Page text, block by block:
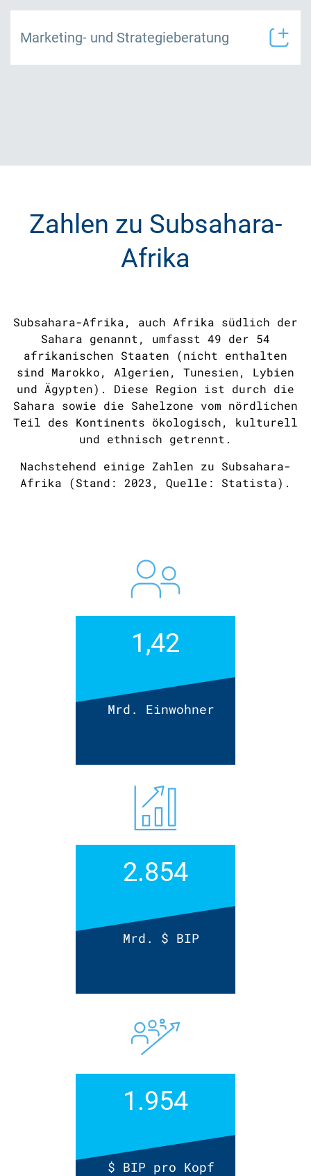
Marketing- und Strategieberatung
Zahlen zu Subsahara-
Afrika
Subsahara-Afrika, auch Afrika südlich der
Sahara genannt, umfasst 49 der 54
afrikanischen Staaten (nicht enthalten
sind Marokko, Algerien, Tunesien, Lybien
und Ägypten). Diese Region ist durch die
Sahara sowie die Sahelzone vom nördlichen
Teil des Kontinents ökologisch, kulturell
und ethnisch getrennt.
Nachstehend einige Zahlen zu Subsahara-
Afrika (Stand: 2023, Quelle: Statista).
1,42
Mrd. Ein­wohner
2.854
Mrd. $ BIP
1.954
$ BIP pro Kopf